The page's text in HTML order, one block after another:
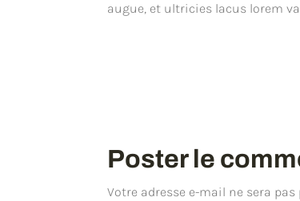
augue, et ultricies lacus lorem
Poster le
Votre adresse e-mail ne sera pas